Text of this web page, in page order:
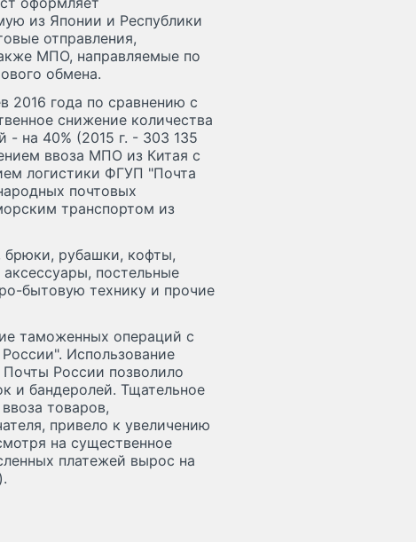
из Японии и Республики
отправления,
МПО, направляемые по
обмена.
2016 года по сравнению с
снижение количества
на 40% (2015 г. - 303 135
ввоза МПО из Китая с
логистики ФГУП "Почта
почтовых
транспортом из
брюки, рубашки, кофты,
постельные
бытовую технику и прочие
таможенных операций с
Использование
России позволило
и бандеролей. Тщательное
товаров,
привело к увеличению
на существенное
платежей вырос на